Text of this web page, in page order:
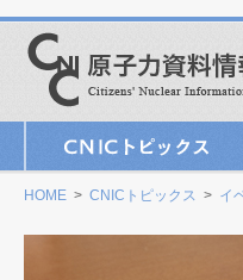
HOME > CNICトピックス > イ